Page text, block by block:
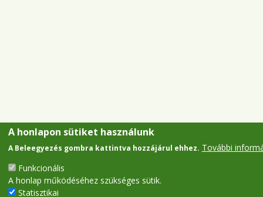
A honlapon sütiket használunk
A Beleegyezés gombra kattintva hozzájárul ehhez. További
Funkcionális
A honlap működéséhez szükséges sütik.
Statisztikai